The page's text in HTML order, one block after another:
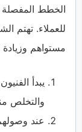
الخطط
للعملاء. تهتم
مستواهم وزيادة
يبدأ
والتخلص
عند